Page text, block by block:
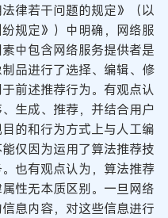
律若干问题的规定》（以
规定》）中明确，网络服
中包含网络服务提供者是
品进行了选择、编辑、修
前述推荐行为。有观点认
生成、推荐，并结合用户
的和行为方式上与人工编
仅因为运用了算法推荐技
也有观点认为，算法推荐
性无本质区别。一旦网络
息内容，对这些信息进行